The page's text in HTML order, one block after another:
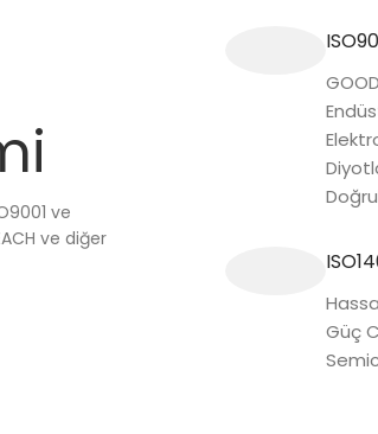
ve
ve diğer
Güç